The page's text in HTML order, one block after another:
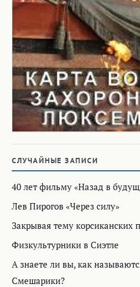
СЛУЧАЙНЫЕ ЗАПИСИ
40 лет фильму «Назад в
Лев Пирогов «Через силу»
Закрывая тему
Физкультурники в Сиэтле
А знаете ли вы, как
Смешарики?